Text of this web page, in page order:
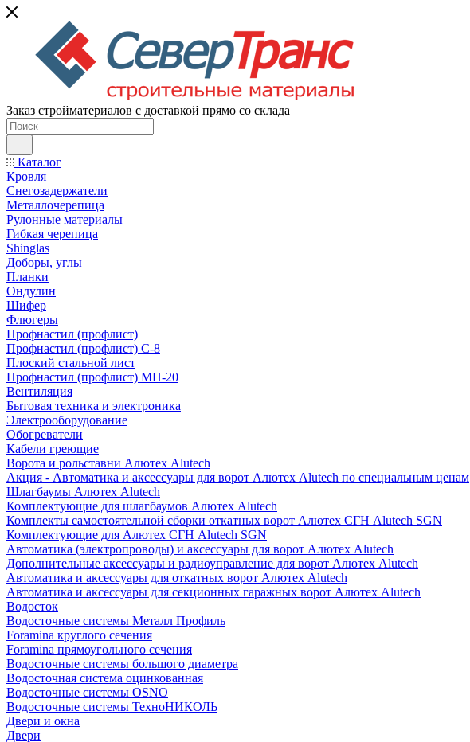
Заказ стройматериалов с доставкой прямо со склада
Каталог
Кровля
Снегозадержатели
Металлочерепица
Рулонные материалы
Гибкая черепица
Shinglas
Доборы, углы
Планки
Ондулин
Шифер
Флюгеры
Профнастил (профлист)
Профнастил (профлист) С-8
Плоский стальной лист
Профнастил (профлист) МП-20
Вентиляция
Бытовая техника и электроника
Электрооборудование
Обогреватели
Кабели греющие
Ворота и рольставни Алютех Alutech
Акция - Автоматика и аксессуары для ворот Алютех Alutech по специальным ценам
Шлагбаумы Алютех Alutech
Комплектующие для шлагбаумов Алютех Alutech
Комплекты самостоятельной сборки откатных ворот Алютех СГН Alutech SGN
Комплектующие для Алютех СГН Alutech SGN
Автоматика (электропроводы) и аксессуары для ворот Алютех Alutech
Дополнительные аксессуары и радиоуправление для ворот Алютех Alutech
Автоматика и аксессуары для откатных ворот Алютех Alutech
Автоматика и аксессуары для секционных гаражных ворот Алютех Alutech
Водосток
Водосточные системы Металл Профиль
Foramina круглого сечения
Foramina прямоугольного сечения
Водосточные системы большого диаметра
Водосточная система оцинкованная
Водосточные системы OSNO
Водосточные системы ТехноНИКОЛЬ
Двери и окна
Двери